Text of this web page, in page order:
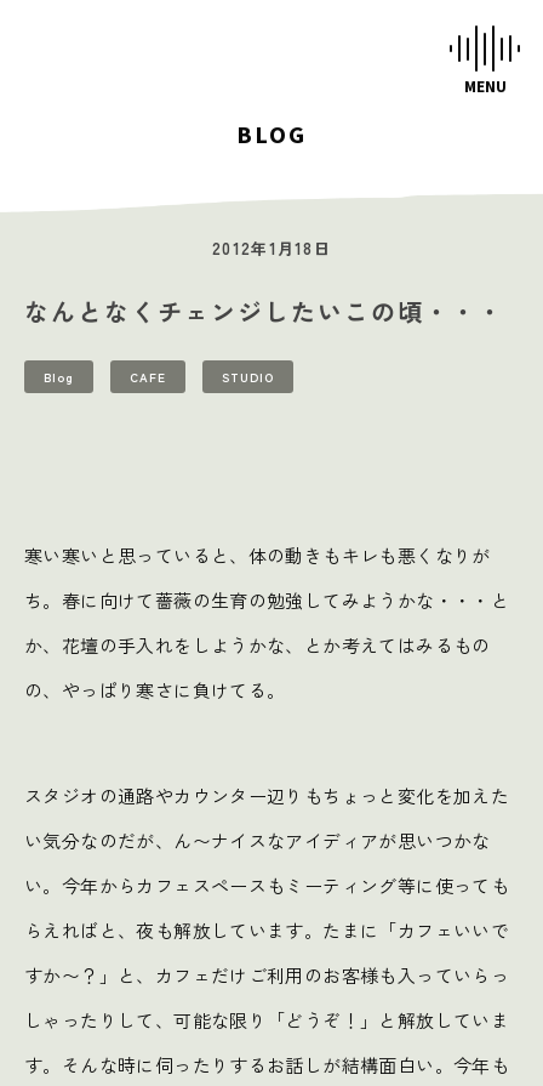
STUDIOS
MUSIC SCHOOL
CAFE-STUDIO
EVENTS
BLOG
2012年1月18日
なんとなくチェンジしたいこの頃・・・
Blog CAFE STUDIO
寒い寒いと思っていると、体の動きもキレも悪くなりが
ち。春に向けて薔薇の生育の勉強してみようかな・・・と
か、花壇の手入れをしようかな、とか考えてはみるもの
の、やっぱり寒さに負けてる。
スタジオの通路やカウンター辺りもちょっと変化を加えた
い気分なのだが、ん〜ナイスなアイディアが思いつかな
い。今年からカフェスペースもミーティング等に使っても
らえればと、夜も解放しています。たまに「カフェいいで
すか〜？」と、カフェだけご利用のお客様も入っていらっ
しゃったりして、可能な限り「どうぞ！」と解放していま
す。そんな時に伺ったりするお話しが結構面白い。今年も